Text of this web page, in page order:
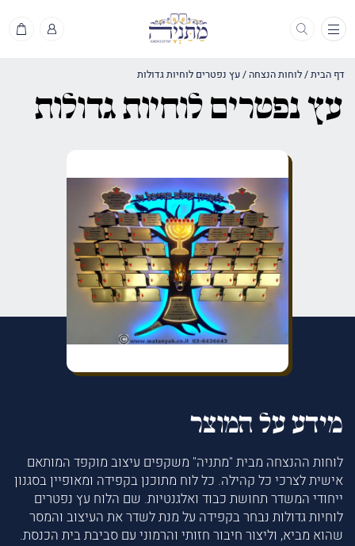
תפריט
דף הבית/לוחות הנצחה /עץ נפטרים לוחיות גדולות
עץ נפטרים לוחיות גדולות
מידע על המוצר
לוחות ההנצחה מבית "מתניה" משקפים עיצוב מוקפד המותאם
אישית לצרכי כל קהילה. כל לוח מתוכנן בקפידה ומאופיין בסגנון
ייחודי המשדר תחושת כבוד ואלגנטיות. שם הלוח עץ נפטרים
לוחיות גדולות נבחר בקפידה על מנת לשדר את העיצוב והמסר
שהוא מביא, וליצור חיבור חזותי והרמוני עם סביבת בית הכנסת.